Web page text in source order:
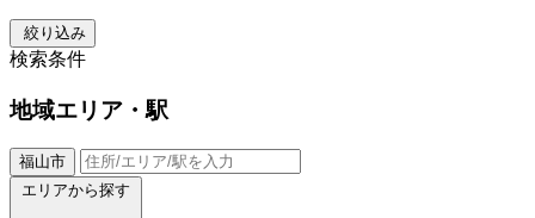
絞り込み
検索条件
地域エリア・駅
福山市
エリアから探す